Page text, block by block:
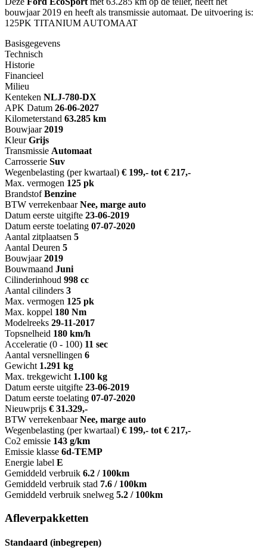
bouwjaar 2019 en heeft als transmissie automaat. De uitvoering is:
125PK TITANIUM AUTOMAAT
Basisgegevens
Technisch
Historie
Financieel
Milieu
Kenteken NLJ-780-DX
APK Datum 26-06-2027
Kilometerstand 63.285 km
Bouwjaar 2019
Kleur Grijs
Transmissie Automaat
Carrosserie Suv
Wegenbelasting (per kwartaal) € 199,- tot € 217,-
Max. vermogen 125 pk
Brandstof Benzine
BTW verrekenbaar Nee, marge auto
Datum eerste uitgifte 23-06-2019
Datum eerste toelating 07-07-2020
Aantal zitplaatsen 5
Aantal Deuren 5
Bouwjaar 2019
Bouwmaand Juni
Cilinderinhoud 998 cc
Aantal cilinders 3
Max. vermogen 125 pk
Max. koppel 180 Nm
Modelreeks 29-11-2017
Topsnelheid 180 km/h
Acceleratie (0 - 100) 11 sec
Aantal versnellingen 6
Gewicht 1.291 kg
Max. trekgewicht 1.100 kg
Datum eerste uitgifte 23-06-2019
Datum eerste toelating 07-07-2020
Nieuwprijs € 31.329,-
BTW verrekenbaar Nee, marge auto
Wegenbelasting (per kwartaal) € 199,- tot € 217,-
Co2 emissie 143 g/km
Emissie klasse 6d-TEMP
Energie label E
Gemiddeld verbruik 6.2 / 100km
Gemiddeld verbruik stad 7.6 / 100km
Gemiddeld verbruik snelweg 5.2 / 100km
Afleverpakketten
Standaard (inbegrepen)